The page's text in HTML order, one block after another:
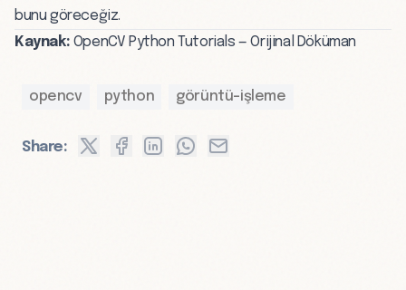
bunu göreceğiz.
Kaynak: OpenCV Python Tutorials — Orijinal Döküman
opencv python görüntü-işleme
Share: